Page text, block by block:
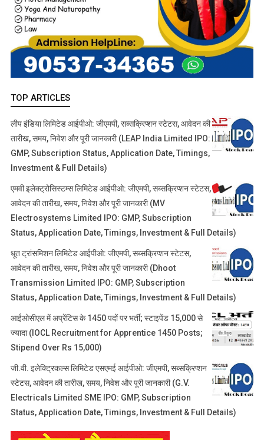
TOP ARTICLES
लीप इंडिया लिमिटेड आईपीओ: जीएमपी, सब्सक्रिप्शन स्टेटस, आवेदन की
तारीख, समय, निवेश और पूरी जानकारी (LEAP India Limited IPO:
GMP, Subscription Status, Application Date, Timings,
Investment & Full Details)
एमवी इलेक्ट्रोसिस्टम्स लिमिटेड आईपीओ: जीएमपी, सब्सक्रिप्शन स्टेटस,
आवेदन की तारीख, समय, निवेश और पूरी जानकारी (MV
Electrosystems Limited IPO: GMP, Subscription
Status, Application Date, Timings, Investment & Full Details)
धूत ट्रांसमिशन लिमिटेड आईपीओ: जीएमपी, सब्सक्रिप्शन स्टेटस,
आवेदन की तारीख, समय, निवेश और पूरी जानकारी (Dhoot
Transmission Limited IPO: GMP, Subscription
Status, Application Date, Timings, Investment & Full Details)
आईओसीएल में अप्रेंटिस के 1450 पदों पर भर्ती; स्टाइपेंड 15,000 से
ज्यादा (IOCL Recruitment for Apprentice 1450 Posts;
Stipend Over Rs 15,000)
जी.वी. इलेक्ट्रिकल्स लिमिटेड एसएमई आईपीओ: जीएमपी, सब्सक्रिप्शन
स्टेटस, आवेदन की तारीख, समय, निवेश और पूरी जानकारी (G.V.
Electricals Limited SME IPO: GMP, Subscription
Status, Application Date, Timings, Investment & Full Details)